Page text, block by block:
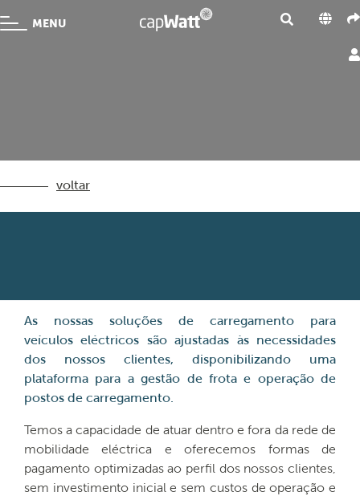
MENU
voltar
As nossas soluções de carregamento para
veículos eléctricos são ajustadas às necessidades
dos nossos clientes, disponibilizando uma
plataforma para a gestão de frota e operação de
postos de carregamento.
Temos a capacidade de atuar dentro e fora da rede de
mobilidade eléctrica e oferecemos formas de
pagamento optimizadas ao perfil dos nossos clientes,
sem investimento inicial e sem custos de operação e